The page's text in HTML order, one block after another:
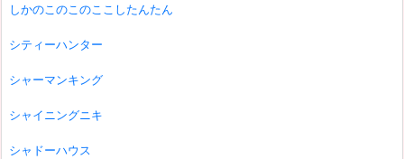
しかのこのこのここしたんたん
シティーハンター
シャーマンキング
シャイニングニキ
シャドーハウス